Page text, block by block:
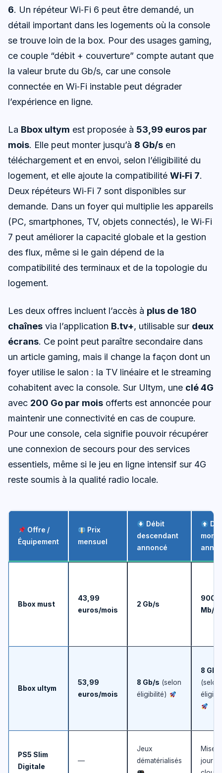
6. Un répéteur Wi‑Fi 6 peut être demandé, un
détail important dans les logements où la console
se trouve loin de la box. Pour des usages gaming,
ce couple “débit + couverture” compte autant que
la valeur brute du Gb/s, car une console
connectée en Wi‑Fi instable peut dégrader
l’expérience en ligne.
La Bbox ultym est proposée à 53,99 euros par
mois. Elle peut monter jusqu’à 8 Gb/s en
téléchargement et en envoi, selon l’éligibilité du
logement, et elle ajoute la compatibilité Wi‑Fi 7.
Deux répéteurs Wi‑Fi 7 sont disponibles sur
demande. Dans un foyer qui multiplie les appareils
(PC, smartphones, TV, objets connectés), le Wi‑Fi
7 peut améliorer la capacité globale et la gestion
des flux, même si le gain dépend de la
compatibilité des terminaux et de la topologie du
logement.
Les deux offres incluent l’accès à plus de 180
chaînes via l’application B.tv+, utilisable sur deux
écrans. Ce point peut paraître secondaire dans
un article gaming, mais il change la façon dont un
foyer utilise le salon : la TV linéaire et le streaming
cohabitent avec la console. Sur Ultym, une clé 4G
avec 200 Go par mois offerts est annoncée pour
maintenir une connectivité en cas de coupure.
Pour une console, cela signifie pouvoir récupérer
une connexion de secours pour des services
essentiels, même si le jeu en ligne intensif sur 4G
reste soumis à la qualité radio locale.
Offre /
Équipement
Prix
mensuel
Débit
descendant
annoncé
Bbox must
43,99
euros/mois
2 Gb/s
900
Mb/s
Bbox ultym
53,99
euros/mois
8 Gb/s (selon
éligibilité)
8 Gb/
(selon
PS5 Slim
Digitale
—
Jeux
dématérialisés
Mises
jour &